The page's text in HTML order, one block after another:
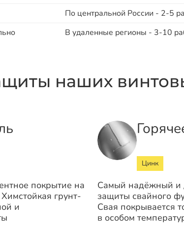
По центральной России - 2-5
В удаленные регионы - 3-10
наших
покрытие на
грунт-
и
Цинк
Самый надёжный и
защиты свайного
Свая покрывается
в особом